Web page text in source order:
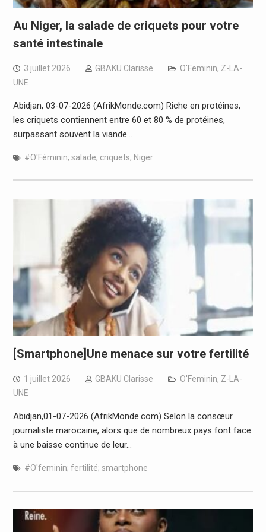
Au Niger, la salade de criquets pour votre
santé intestinale
3 juillet 2026 GBAKU Clarisse O'Feminin, Z-LA-
UNE
Abidjan, 03-07-2026 (AfrikMonde.com) Riche en protéines,
les criquets contiennent entre 60 et 80 % de protéines,
surpassant souvent la viande…
#O'Féminin; salade; criquets; Niger
[Smartphone]Une menace sur votre fertilité
1 juillet 2026 GBAKU Clarisse O'Feminin, Z-LA-
UNE
Abidjan,01-07-2026 (AfrikMonde.com) Selon la consœur
journaliste marocaine, alors que de nombreux pays font face
à une baisse continue de leur…
#O'feminin; fertilité; smartphone